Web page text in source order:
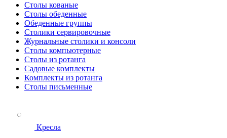
Столы кованые
Столы обеденные
Обеденные группы
Столики сервировочные
Журнальные столики и консоли
Столы компьютерные
Столы из ротанга
Садовые комплекты
Комплекты из ротанга
Столы письменные
Кресла